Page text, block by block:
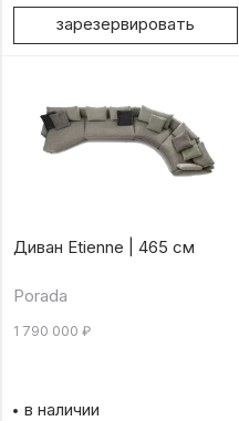
зарезервировать
Диван Etienne | 465 см
Porada
1 790 000 ₽
в наличии